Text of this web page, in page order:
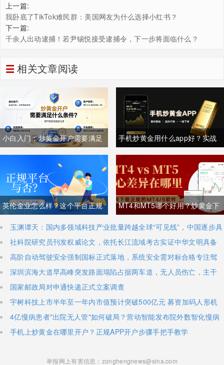
上一篇:
我卧底了TikTok难民群：美国网友为什么选择小红书？
下一篇:
千余人出动逮捕！若尹锡悦接受逮捕令，下一步将面临什么？
相关文章阅读
小白入门：炒黄金开户需要满足
什么条件？一文讲清所有要求
手机炒黄金用什么app好？实战
经验者都用什么app？
英伦金业怎么样？这个平台正规
吗？
MT4和MT5哪个好用？炒黄金下
载MT4/5攻略及优劣解析
玉渊谭天：国内多领域科技产业批量跨越全球“可见线”，中国逐步具
备定义全球新产品与产业方向的能力
社科院研究员刊发权威论文，依托长江流域考古实证中华文明具备
八千年思想文明脉络
高阶自动驾驶安全强制国标正式落地，系统安全需对标合格专注驾
驶员，2027年7月1日正式施行
深圳滨海大道早高峰突发路面塌陷占据两车道，无人员伤亡，主干
道出现长距离拥堵
国家邮政局对申通快递正式立案调查
宇树科技上市半年至一年内市值预计突破500亿元 募资加码人形机
器人研发攻坚
4亿慢病患者"出院无人管"如何破局？营动智能发布院外数智化慢病
管理白皮书
​手机上炒黄金在哪里开户？正规APP开户步骤手把手教学
举报网上有害信息：zonghengnews@sina.com